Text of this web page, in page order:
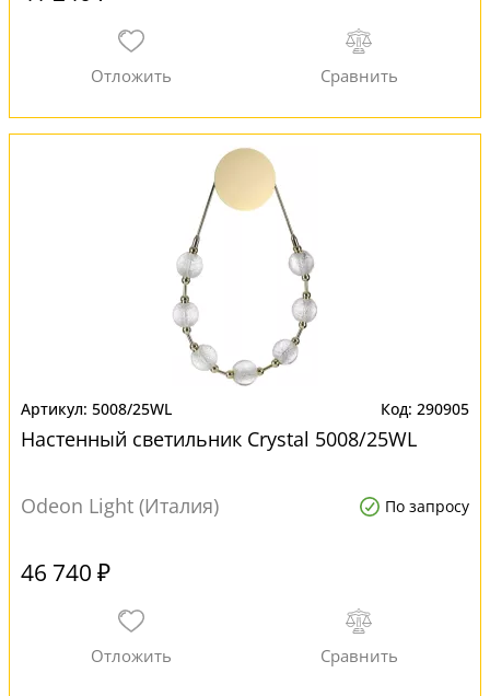
5008/25WL 290905
Настенный светильник Crystal 5008/25WL
Odeon Light (Италия) По запросу
46 740 ₽